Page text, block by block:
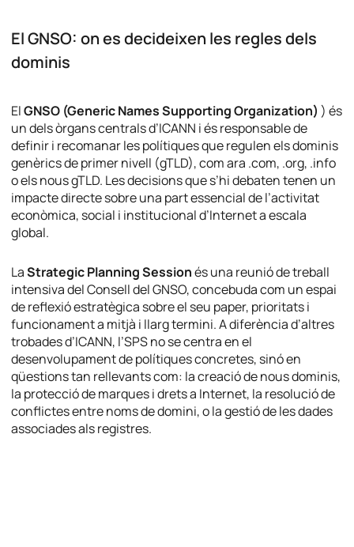
El GNSO: on es decideixen les regles dels
dominis
ElGNSO (Generic Names Supporting Organization) ) és
un dels òrgans centrals d’ICANN i és responsable de
definir i recomanar les polítiques que regulen els dominis
genèrics de primer nivell (gTLD), com ara .com, .org, .info
o els nous gTLD. Les decisions que s’hi debaten tenen un
impacte directe sobre una part essencial de l’activitat
econòmica, social i institucional d’Internet a escala
global.
LaStrategic Planning Sessionés una reunió de treball
intensiva del Consell del GNSO, concebuda com un espai
de reflexió estratègica sobre el seu paper, prioritats i
funcionament a mitjà i llarg termini. A diferència d’altres
trobades d’ICANN, l’SPS no se centra en el
desenvolupament de polítiques concretes, sinó en
qüestions tan rellevants com: la creació de nous dominis,
la protecció de marques i drets a Internet, la resolució de
conflictes entre noms de domini, o la gestió de les dades
associades als registres.